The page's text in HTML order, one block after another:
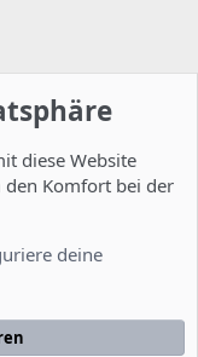
diese Website
Komfort bei der
deine